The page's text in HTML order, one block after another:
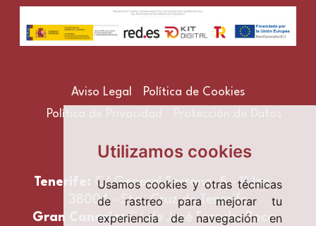
Utilizamos cookies
Usamos cookies y otras técnicas
de rastreo para mejorar tu
experiencia de navegación en
Aviso Legal
Política de Cookies
Política de Privacidad
Tenerife:
C/ General Serrano, 5 - 1º Izq. -
38004 - Sta. Cruz de Tenerife
Gran Canaria:C/ de José Franchy Roca -